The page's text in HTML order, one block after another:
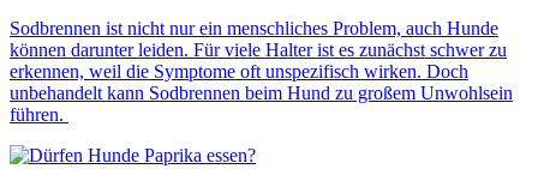
Sodbrennen ist nicht nur ein menschliches Problem, auch Hunde
können darunter leiden. Für viele Halter ist es zunächst schwer zu
erkennen, weil die Symptome oft unspezifisch wirken. Doch
unbehandelt kann Sodbrennen beim Hund zu großem Unwohlsein
führen.